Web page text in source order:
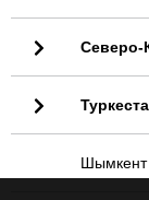
Северо-
Шымкент